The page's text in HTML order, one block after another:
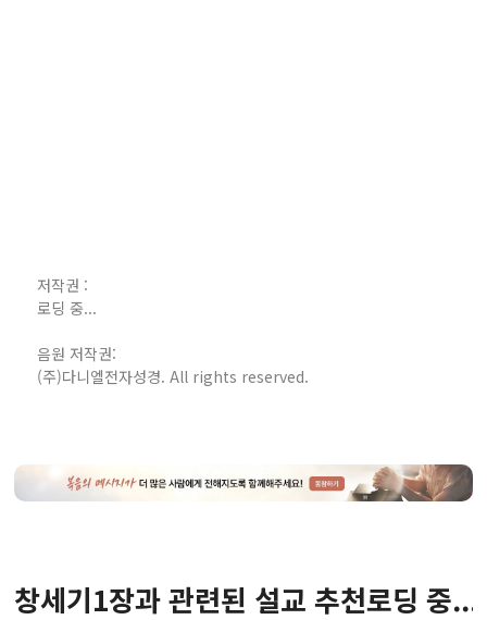
저작권 :
로딩 중...
음원 저작권:
(주)다니엘전자성경. All rights reserved.
창세기1장과 관련된 설교 추천로딩 중...